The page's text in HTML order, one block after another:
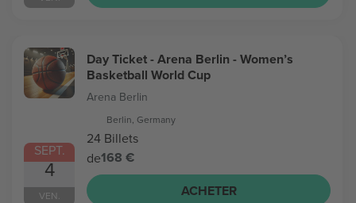
SEPT.
4
VEN.
Day Ticket - Arena Berlin - Women’s
Basketball World Cup
Arena Berlin
Berlin, Germany
24 Billets
de168 €
ACHETER